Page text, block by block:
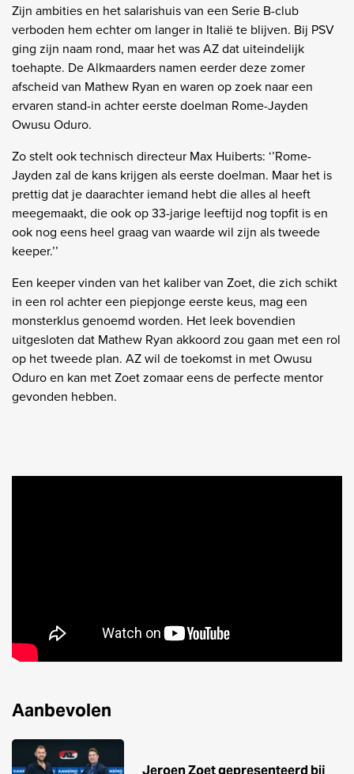
Zijn ambities en het salarishuis van een Serie B-club
verboden hem echter om langer in Italië te blijven. Bij PSV
ging zijn naam rond, maar het was AZ dat uiteindelijk
toehapte. De Alkmaarders namen eerder deze zomer
afscheid van Mathew Ryan en waren op zoek naar een
ervaren stand-in achter eerste doelman Rome-Jayden
Owusu Oduro.
Zo stelt ook technisch directeur Max Huiberts: ‘’Rome-
Jayden zal de kans krijgen als eerste doelman. Maar het is
prettig dat je daarachter iemand hebt die alles al heeft
meegemaakt, die ook op 33-jarige leeftijd nog topfit is en
ook nog eens heel graag van waarde wil zijn als tweede
keeper.’’
Een keeper vinden van het kaliber van Zoet, die zich schikt
in een rol achter een piepjonge eerste keus, mag een
monsterklus genoemd worden. Het leek bovendien
uitgesloten dat Mathew Ryan akkoord zou gaan met een rol
op het tweede plan. AZ wil de toekomst in met Owusu
Oduro en kan met Zoet zomaar eens de perfecte mentor
gevonden hebben.
Aanbevolen
Jeroen Zoet gepresenteerd bij